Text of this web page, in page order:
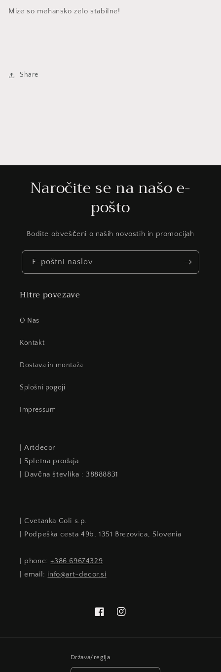
Mize so mehansko zelo stabilne!
Share
Naročite se na našo e-
pošto
Bodite obveščeni o naših novostih in promocijah
E-poštni naslov
Hitre povezave
O Nas
Kontakt
Dostava in montaža
Splošni pogoji
Impressum
| Artdecor
| Spletna prodaja
| Davčna števlika : 38888831
| Cvetanka Goli s.p.
| Podpeška cesta 49b, 1351 Brezovica, Slovenia
| phone:+386 69674329
| email: info@art-decor.si
FacebookInstagram
Država/regija